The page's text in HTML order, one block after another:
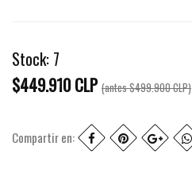
Stock: 7
$449.910 CLP (antes$499.900 CLP)
Compartir en: